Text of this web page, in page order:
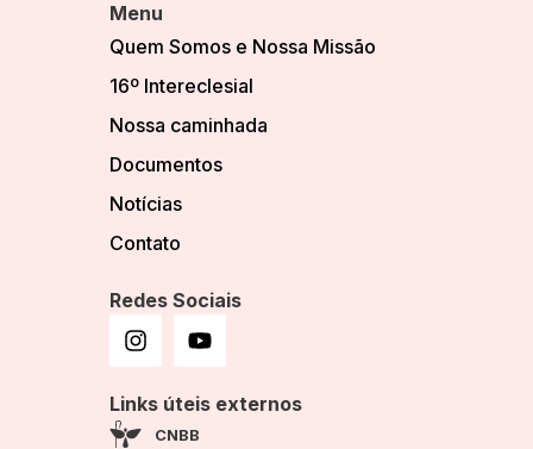
Menu
Quem Somos e Nossa Missão
16º Intereclesial
Nossa caminhada
Documentos
Notícias
Contato
Redes Sociais
Links úteis externos
CNBB